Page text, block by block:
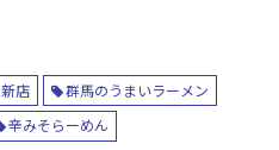
新店
群馬のうまいラーメン
辛みそらーめん